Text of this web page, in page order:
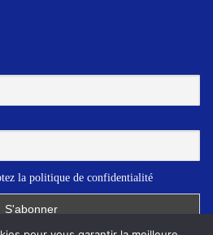
la politique de confidentialité